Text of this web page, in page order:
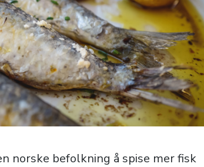
norske befolkning å spise mer fisk